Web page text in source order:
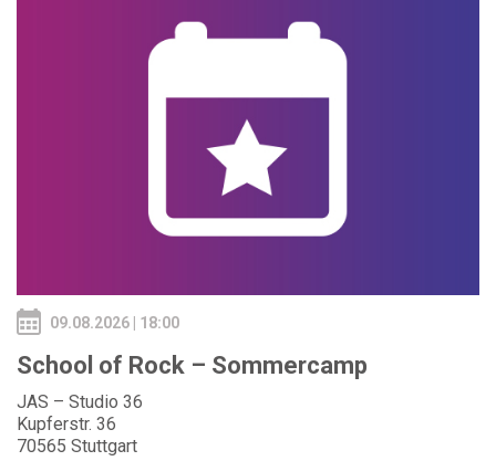
09.08.2026 | 18:00
School of Rock – Sommercamp
JAS – Studio 36
Kupferstr. 36
70565 Stuttgart